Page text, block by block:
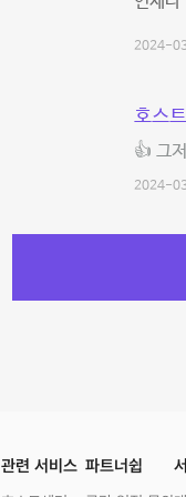
2024-
호스
👍 그
2024-
관련 서비스 파트너쉽